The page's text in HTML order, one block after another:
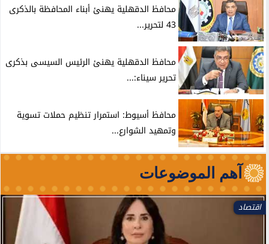
محافظ الدقهلية يهنئ أبناء المحافظة بالذكرى
43 لتحرير...
محافظ الدقهلية يهنئ الرئيس السيسى بذكرى
تحرير سيناء:...
محافظ أسيوط: استمرار تنظيم حملات تسوية
وتمهيد الشوارع...
آهم الموضوعات